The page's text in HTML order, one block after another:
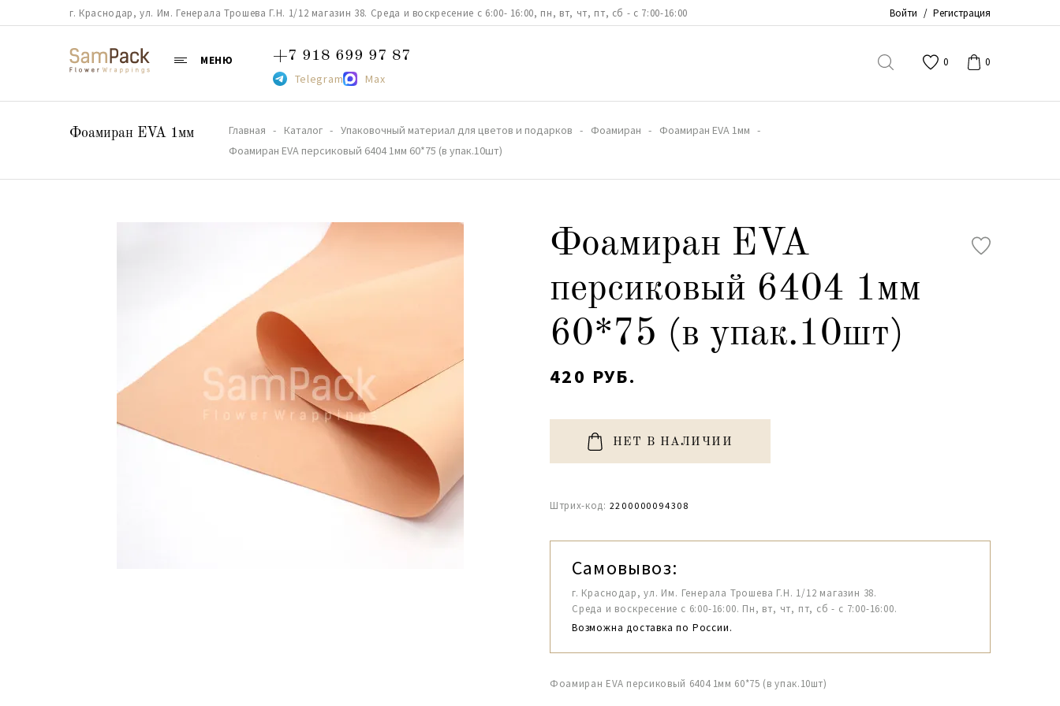
г. Краснодар, ул. Им. Генерала Трошева Г.Н. 1/12 магазин 38. Среда и воскресение с 6:00- 16:00, пн, вт, чт, пт, сб - с 7:00-16:00 Войти / Регистрация
МЕНЮ +7 918 699 97 87
Telegram Max
0 0
Фоамиран EVA 1мм Главная Каталог Упаковочный материал для цветов и подарков Фоамиран
Фоамиран EVA 1мм
Фоамиран EVA персиковый 6404 1мм 60*75 (в упак.10шт)
Фоамиран EVA
персиковый 6404 1мм
60*75 (в упак.10шт)
420 РУБ.
НЕТ В НАЛИЧИИ
Штрих-код: 2200000094308
Самовывоз:
г. Краснодар, ул. Им. Генерала Трошева Г.Н. 1/12 магазин 38.
Среда и воскресение с 6:00-16:00. Пн, вт, чт, пт, сб - с 7:00-16:00.
Возможна доставка по России.
Фоамиран EVA персиковый 6404 1мм 60*75 (в упак.10шт)